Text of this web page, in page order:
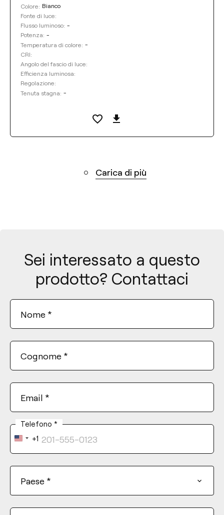
Colore: Bianco
Fonte di luce:
Flusso luminoso: -
Potenza: -
Temperatura di colore: -
CRI:
Angolo del fascio di luce:
Efficienza luminosa:
Regolazione:
Tenuta stagna: -
Carica di più
Sei interessato a questo
prodotto? Contattaci
Nome *
Cognome *
Email *
Telefono *
United
States
+1
Paese *